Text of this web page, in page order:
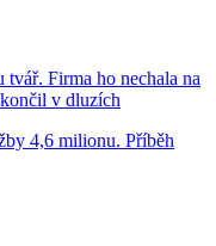
Firma ho nechala na
v dluzích
4,6 milionu. Příběh